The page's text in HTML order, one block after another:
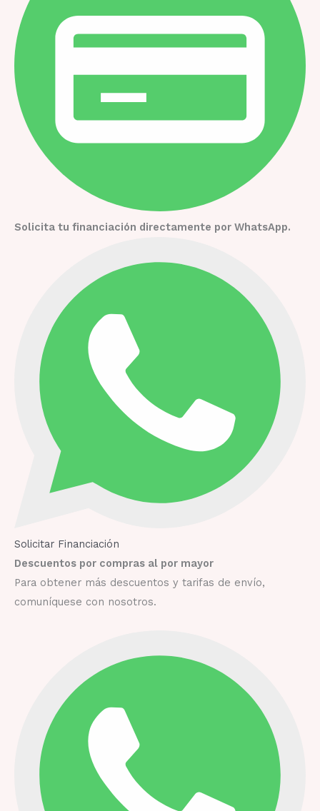
Solicita tu financiación directamente por WhatsApp.
Solicitar Financiación
Descuentos por compras al por mayor
Para obtener más descuentos y tarifas de envío,
comuníquese con nosotros.